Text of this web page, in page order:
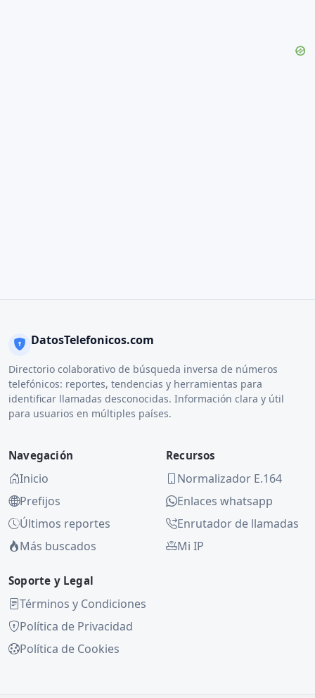
DatosTelefonicos.com
Directorio colaborativo de búsqueda inversa de números
telefónicos: reportes, tendencias y herramientas para
identificar llamadas desconocidas. Información clara y útil
para usuarios en múltiples países.
Navegación
Inicio
Prefijos
Últimos reportes
Más buscados
Recursos
Normalizador E.164
Enlaces whatsapp
Enrutador de llamadas
Mi IP
Soporte y Legal
Términos y Condiciones
Política de Privacidad
Política de Cookies